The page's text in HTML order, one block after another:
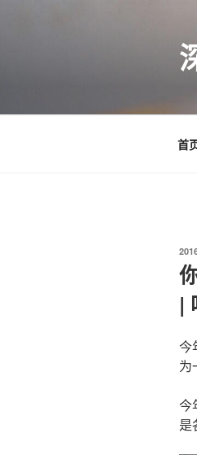
首
发
布
于
|
今
为
今
是